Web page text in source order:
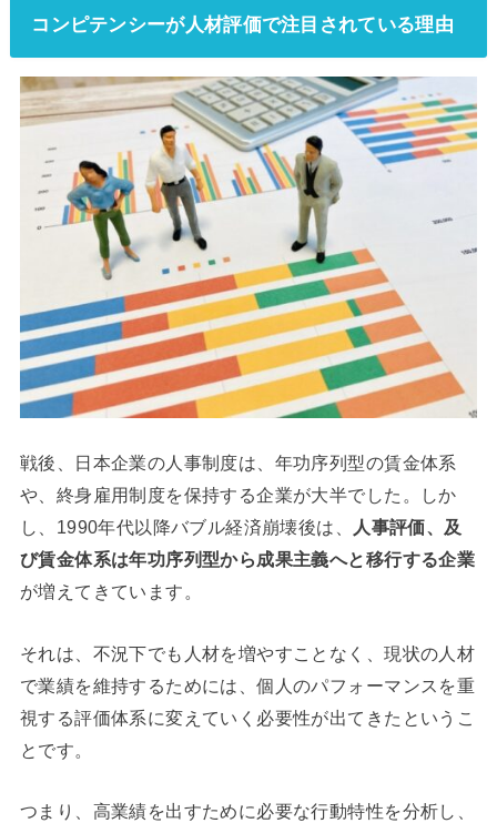
コンピテンシーが人材評価で注目されている理由
戦後、日本企業の人事制度は、年功序列型の賃金体系
や、終身雇用制度を保持する企業が大半でした。しか
し、1990年代以降バブル経済崩壊後は、
人事評価、及
び賃金体系は年功序列型から成果主義へと移行する企業
が増えてきています。
それは、不況下でも人材を増やすことなく、現状の人材
で業績を維持するためには、個人のパフォーマンスを重
視する評価体系に変えていく必要性が出てきたというこ
とです。
つまり、高業績を出すために必要な行動特性を分析し、